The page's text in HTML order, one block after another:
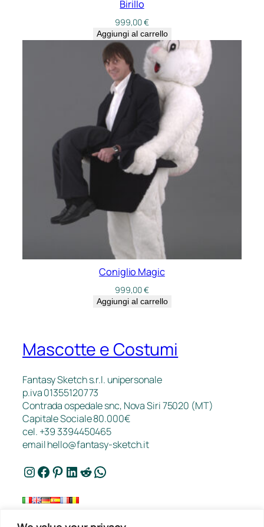
Birillo
999,00€
Aggiungi al carrello
Coniglio Magic
999,00€
Aggiungi al carrello
Mascotte e Costumi
Fantasy Sketch s.r.l. unipersonale
p.iva 01355120773
Contrada ospedale snc, Nova Siri 75020 (MT)
Capitale Sociale 80.000€
cel. +39 3394450465
emailhello@fantasy-sketch.it
Instagram Facebook Pinterest LinkedIn Reddit WhatsApp